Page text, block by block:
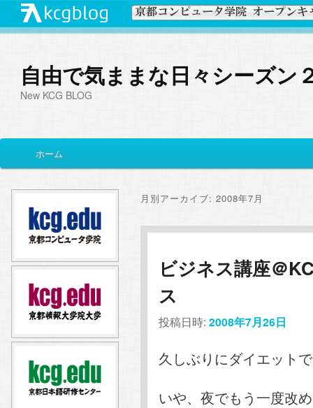
自由で気ままな日々シーズン
New KCG BLOG
イ
メ
イ
ン
コ
ン
ツ
サ
ブ
コ
ン
テ
へ
ホーム
月別アーカイブ: 2008年7月
ビジネス講座＠
ス
投稿日時: 2008年7月26日
久しぶりにダイエット
いや、夜でもう一度改